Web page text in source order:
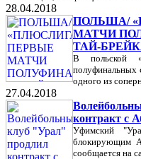
28.04.2018
ПОЛЬША/
МАТЧИ
ТАЙ-
В польской
полуфинальных
одного из
27.04.2018
контракт с
Уфимский
блокирующим
сообщается на